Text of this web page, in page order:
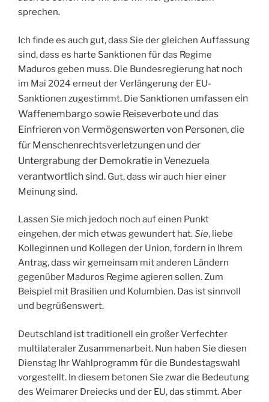
sprechen.
Ich finde es auch gut, dass Sie der gleichen Auffassung
sind, dass es harte Sanktionen für das Regime
Maduros geben muss. Die Bundesregierung hat noch
im Mai 2024 erneut der Verlängerung der EU-
Sanktionen zugestimmt. Die Sanktionen umfassen ein
Waffenembargo sowie Reiseverbote und das
Einfrieren von Vermögenswertenvon Personen, die
für Menschenrechtsverletzungen und der
Untergrabung der Demokratie in Venezuela
verantwortlich sind. Gut, dass wir auch hier einer
Meinung sind.
Lassen Sie mich jedoch noch auf einen Punkt
eingehen, der mich etwas gewundert hat.Sie, liebe
Kolleginnen und Kollegen der Union, fordern in Ihrem
Antrag, dass wir gemeinsam mit anderen Ländern
gegenüber Maduros Regime agieren sollen. Zum
Beispiel mit Brasilien und Kolumbien. Das ist sinnvoll
und begrüßenswert.
Deutschland ist traditionell ein großer Verfechter
multilateraler Zusammenarbeit. Nun haben Sie diesen
Dienstag Ihr Wahlprogramm für die Bundestagswahl
vorgestellt. In diesem betonen Sie zwar die Bedeutung
des Weimarer Dreiecks und der EU, das stimmt. Aber